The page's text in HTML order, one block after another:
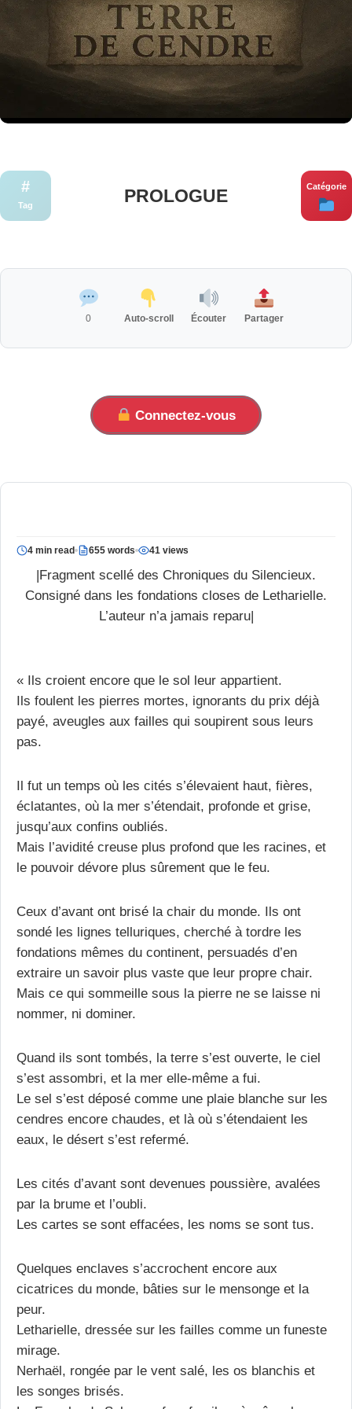
#
Tag PROLOGUE Catégorie
0 Auto-scroll Écouter Partager
Connectez-vous
4 min read 655 words 41 views
|Fragment scellé des Chroniques du Silencieux.
Consigné dans les fondations closes de Letharielle.
L’auteur n’a jamais reparu|
« Ils croient encore que le sol leur appartient.
Ils foulent les pierres mortes, ignorants du prix déjà
payé, aveugles aux failles qui soupirent sous leurs
pas.
Il fut un temps où les cités s’élevaient haut, fières,
éclatantes, où la mer s’étendait, profonde et grise,
jusqu’aux confins oubliés.
Mais l’avidité creuse plus profond que les racines, et
le pouvoir dévore plus sûrement que le feu.
Ceux d’avant ont brisé la chair du monde. Ils ont
sondé les lignes telluriques, cherché à tordre les
fondations mêmes du continent, persuadés d’en
extraire un savoir plus vaste que leur propre chair.
Mais ce qui sommeille sous la pierre ne se laisse ni
nommer, ni dominer.
Quand ils sont tombés, la terre s’est ouverte, le ciel
s’est assombri, et la mer elle-même a fui.
Le sel s’est déposé comme une plaie blanche sur les
cendres encore chaudes, et là où s’étendaient les
eaux, le désert s’est refermé.
Les cités d’avant sont devenues poussière, avalées
par la brume et l’oubli.
Les cartes se sont effacées, les noms se sont tus.
Quelques enclaves s’accrochent encore aux
cicatrices du monde, bâties sur le mensonge et la
peur.
Letharielle, dressée sur les failles comme un funeste
mirage.
Nerhaël, rongée par le vent salé, les os blanchis et
les songes brisés.